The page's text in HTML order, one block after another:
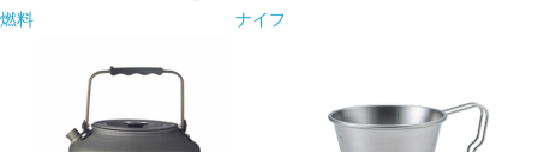
燃料 ナイフ